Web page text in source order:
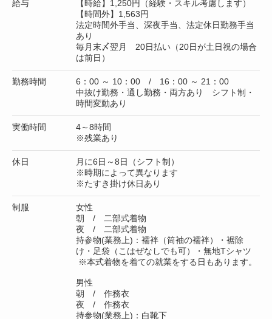
給与
【時給】1,250円（経験・スキル考慮します）
【時間外】1,563円
法定時間外手当、深夜手当、法定休日勤務手当
あり
毎月末〆翌月 20日払い（20日が土日祝の場合
は前日）
勤務時間
6：00 ～ 10：00 / 16：00 ～ 21：00
中抜け勤務・通し勤務・両方あり シフト制・
時間変動あり
実働時間
4～8時間
※残業あり
休日
月に6日～8日（シフト制）
※時期によって異なります
※たすき掛け休日あり
制服
女性
朝 / 二部式着物
夜 / 二部式着物
持参物(業務上)：襦袢（筒袖の襦袢）・裾除
け・足袋（こはぜなしでも可）・無地Tシャツ
※本式着物を着ての就業をする日もあります。
男性
朝 / 作務衣
夜 / 作務衣
持参物(業務上)：白靴下